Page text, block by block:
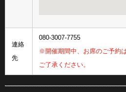
連絡
先
080-3007-7755
※開催期間中、お席のご予約
ご了承ください。